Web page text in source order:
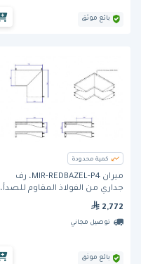
بائع موثق
كمية محدودة
ميران MIR-REDBAZEL-P4، رف
جداري من الفولاذ المقاوم للصدأ،
بطبقتين، على شكل حرف L
2,772
توصيل مجاني
بائع موثق